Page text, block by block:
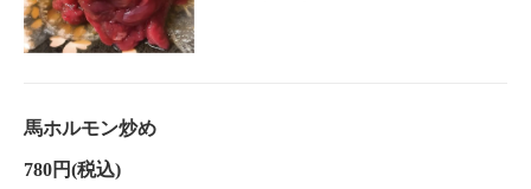
馬ホルモン炒め
780円(税込)